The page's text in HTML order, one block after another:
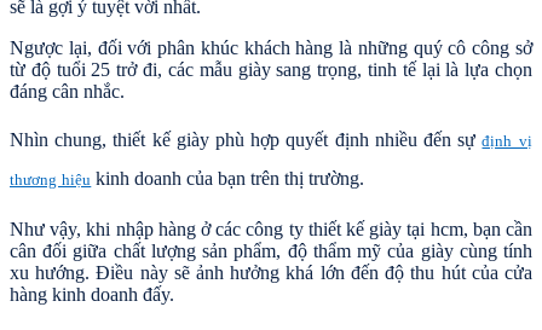
sẽ là gợi ý tuyệt vời nhất.
Ngược lại, đối với phân khúc khách hàng là những quý cô công sở
từ độ tuổi 25 trở đi, các mẫu giày sang trọng, tinh tế lại là lựa chọn
đáng cân nhắc.
Nhìn chung, thiết kế giày phù hợp quyết định nhiều đến sựđịnh vị
thương hiệu kinh doanh của bạn trên thị trường.
Như vậy, khi nhập hàng ở các công ty thiết kế giày tại hcm, bạn cần
cân đối giữa chất lượng sản phẩm, độ thẩm mỹ của giày cùng tính
xu hướng. Điều này sẽ ảnh hưởng khá lớn đến độ thu hút của cửa
hàng kinh doanh đấy.